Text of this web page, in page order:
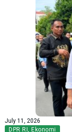
July 11, 2026
DPR RI, Ekonomi